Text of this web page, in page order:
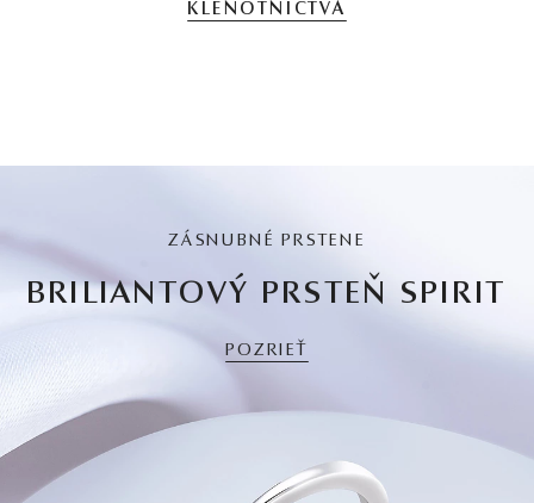
KLENOTNÍCTVA
ZÁSNUBNÉ PRSTENE
BRILIANTOVÝ PRSTEŇ SPIRIT
POZRIEŤ